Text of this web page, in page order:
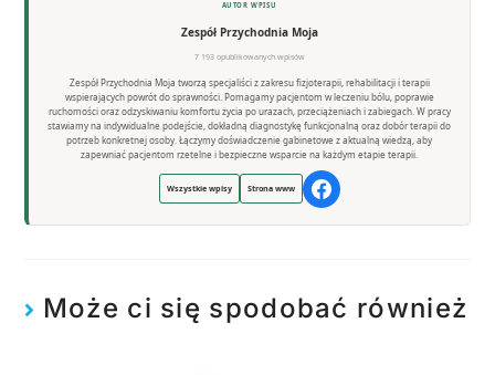
AUTOR WPISU
Zespół Przychodnia Moja
7 193 opublikowanych wpisów
Zespół Przychodnia Moja tworzą specjaliści z zakresu fizjoterapii, rehabilitacji i terapii
wspierających powrót do sprawności. Pomagamy pacjentom w leczeniu bólu, poprawie
ruchomości oraz odzyskiwaniu komfortu życia po urazach, przeciążeniach i zabiegach. W pracy
stawiamy na indywidualne podejście, dokładną diagnostykę funkcjonalną oraz dobór terapii do
potrzeb konkretnej osoby. Łączymy doświadczenie gabinetowe z aktualną wiedzą, aby
zapewniać pacjentom rzetelne i bezpieczne wsparcie na każdym etapie terapii.
Wszystkie wpisy Strona www
Może ci się spodobać również